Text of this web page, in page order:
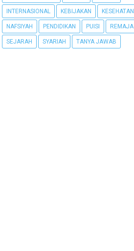
INTERNASIONAL KEBIJAKAN KESEHATAN
NAFSIYAH PENDIDIKAN PUISI REMAJA
SEJARAH SYARIAH TANYA JAWAB